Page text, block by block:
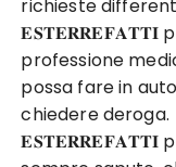
richieste
𝐄𝐒𝐓𝐄𝐑𝐑𝐄𝐅𝐀𝐓𝐓𝐈
professione
possa fare in
chiedere deroga.
𝐄𝐒𝐓𝐄𝐑𝐑𝐄𝐅𝐀𝐓𝐓𝐈